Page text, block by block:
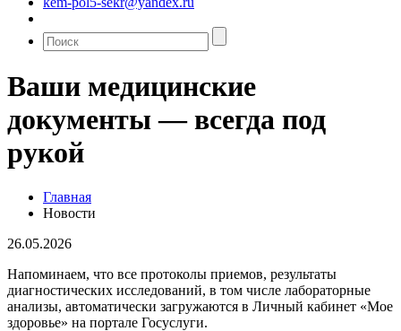
Ваши медицинские
документы — всегда под
рукой
Главная
Новости
26.05.2026
Напоминаем, что все протоколы приемов, результаты
диагностических исследований, в том числе лабораторные
анализы, автоматически загружаются в Личный кабинет «Мое
здоровье» на портале Госуслуги.